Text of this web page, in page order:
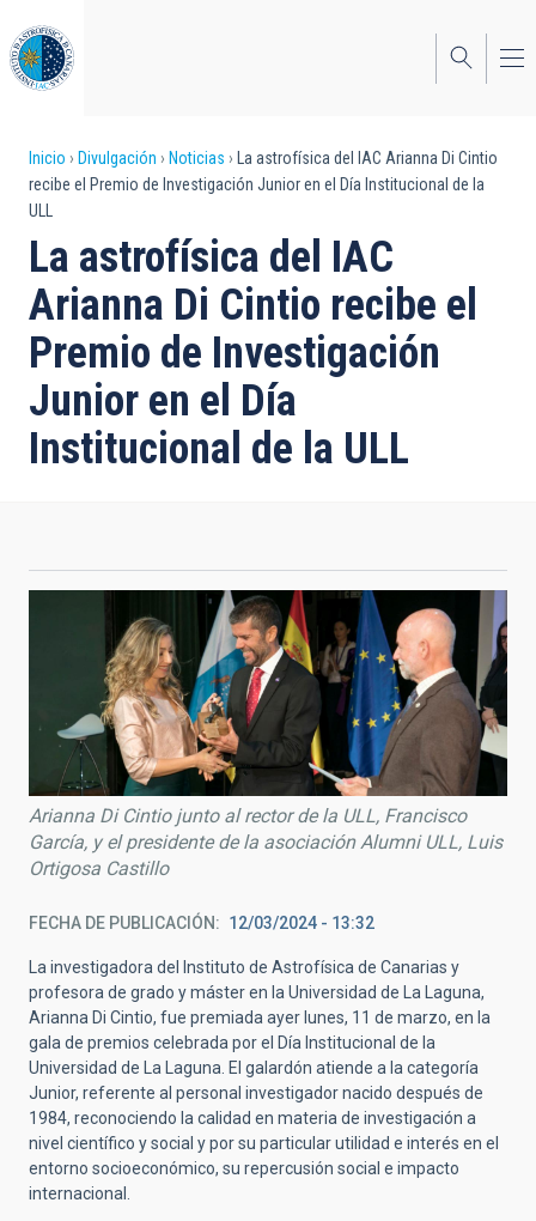
al
contenido
principal
Sobrescribir
enlaces
de
ayuda
a
la
navegación
Inicio Divulgación Noticias
La astrofísica del IAC Arianna Di Cintio
recibe el Premio de Investigación Junior en el Día Institucional de la
ULL
La astrofísica del IAC
Arianna Di Cintio recibe el
Premio de Investigación
Junior en el Día
Institucional de la ULL
Arianna Di Cintio junto al rector de la ULL, Francisco
García, y el presidente de la asociación Alumni ULL, Luis
Ortigosa Castillo
FECHA DE PUBLICACIÓN 12/03/2024 - 13:32
La investigadora del Instituto de Astrofísica de Canarias y
profesora de grado y máster en la Universidad de La Laguna,
Arianna Di Cintio, fue premiada ayer lunes, 11 de marzo, en la
gala de premios celebrada por el Día Institucional de la
Universidad de La Laguna. El galardón atiende a la categoría
Junior, referente al personal investigador nacido después de
1984, reconociendo la calidad en materia de investigación a
nivel científico y social y por su particular utilidad e interés en el
entorno socioeconómico, su repercusión social e impacto
internacional.